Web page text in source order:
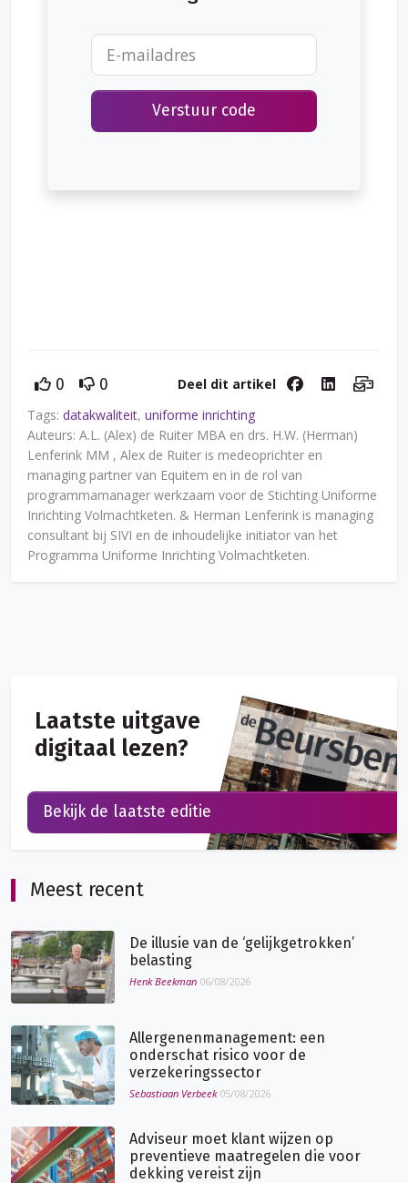
Verstuur code
0 0
Deel dit artikel
Tags: datakwaliteit, uniforme inrichting
Auteurs: A.L. (Alex) de Ruiter MBA en drs. H.W. (Herman)
Lenferink MM , Alex de Ruiter is medeoprichter en
managing partner van Equitem en in de rol van
programmamanager werkzaam voor de Stichting Uniforme
Inrichting Volmachtketen. & Herman Lenferink is managing
consultant bij SIVI en de inhoudelijke initiator van het
Programma Uniforme Inrichting Volmachtketen.
Meest recent
De illusie van de ‘gelijkgetrokken’
belasting
Henk Beekman 06/08/2026
Allergenenmanagement: een
onderschat risico voor de
verzekeringssector
Sebastiaan Verbeek 05/08/2026
Adviseur moet klant wijzen op
preventieve maatregelen die voor
dekking vereist zijn
Laatste uitgave
digitaal lezen?
Bekijk de laatste editie